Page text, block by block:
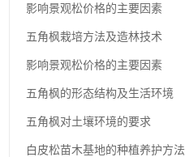
影响景观松价格的主要因素
五角枫栽培方法及造林技术
影响景观松价格的主要因素
五角枫的形态结构及生活环境
五角枫对土壤环境的要求
白皮松苗木基地的种植养护方法